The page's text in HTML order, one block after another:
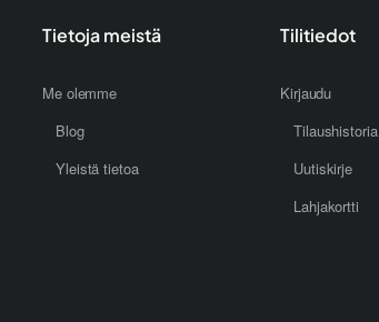
Tietoja meistä
Me olemme
Blog
Yleistä tietoa
Tilitiedot
Kirjaudu
Tilaushistoria
Uutiskirje
Lahjakortti